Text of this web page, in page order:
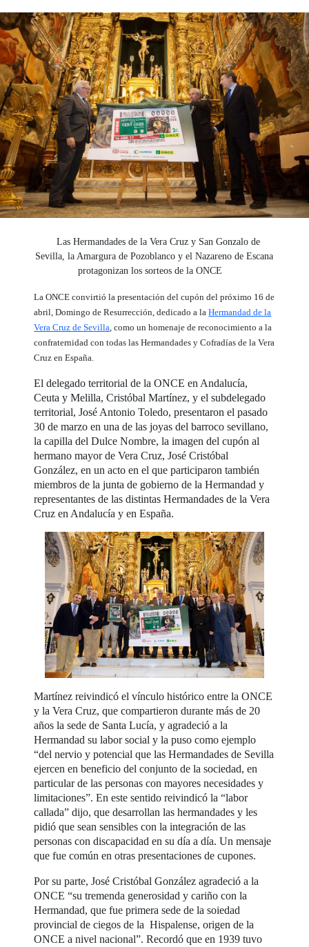
Las Hermandades de la Vera Cruz y San Gonzalo de
Sevilla, la Amargura de Pozoblanco y el Nazareno de Escana
protagonizan los sorteos de la ONCE
La ONCE convirtió la presentación del cupón del próximo 16 de
abril, Domingo de Resurrección, dedicado a laHermandad de la
Vera Cruz de Sevilla, como un homenaje de reconocimiento a la
confraternidad con todas las Hermandades y Cofradías de la Vera
Cruz en España.
El delegado territorial de la ONCE en Andalucía,
Ceuta y Melilla, Cristóbal Martínez, y el subdelegado
territorial, José Antonio Toledo, presentaron el pasado
30 de marzo en una de las joyas del barroco sevillano,
la capilla del Dulce Nombre, la imagen del cupón al
hermano mayor de Vera Cruz, José Cristóbal
González, en un acto en el que participaron también
miembros de la junta de gobierno de la Hermandad y
representantes de las distintas Hermandades de la Vera
Cruz en Andalucía y en España.
Martínez reivindicó el vínculo histórico entre la ONCE
y la Vera Cruz, que compartieron durante más de 20
años la sede de Santa Lucía, y agradeció a la
Hermandad su labor social y la puso como ejemplo
“del nervio y potencial que las Hermandades de Sevilla
ejercen en beneficio del conjunto de la sociedad, en
particular de las personas con mayores necesidades y
limitaciones”. En este sentido reivindicó la “labor
callada” dijo, que desarrollan las hermandades y les
pidió que sean sensibles con la integración de las
personas con discapacidad en su día a día. Un mensaje
que fue común en otras presentaciones de cupones.
Por su parte, José Cristóbal González agradeció a la
ONCE “su tremenda generosidad y cariño con la
Hermandad, que fue primera sede de la soiedad
provincial de ciegos de la Hispalense, origen de la
ONCE a nivel nacional”. Recordó que en 1939 tuvo